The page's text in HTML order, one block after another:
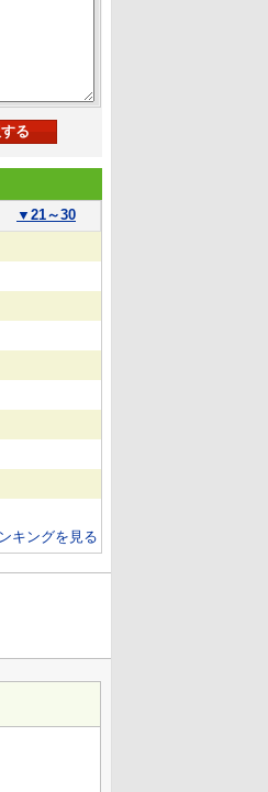
▼ 21～30
キングを見る